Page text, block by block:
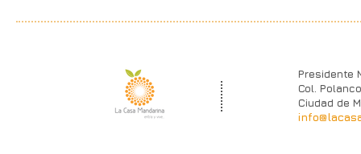
Presidente
Col. Polanco
Ciudad de